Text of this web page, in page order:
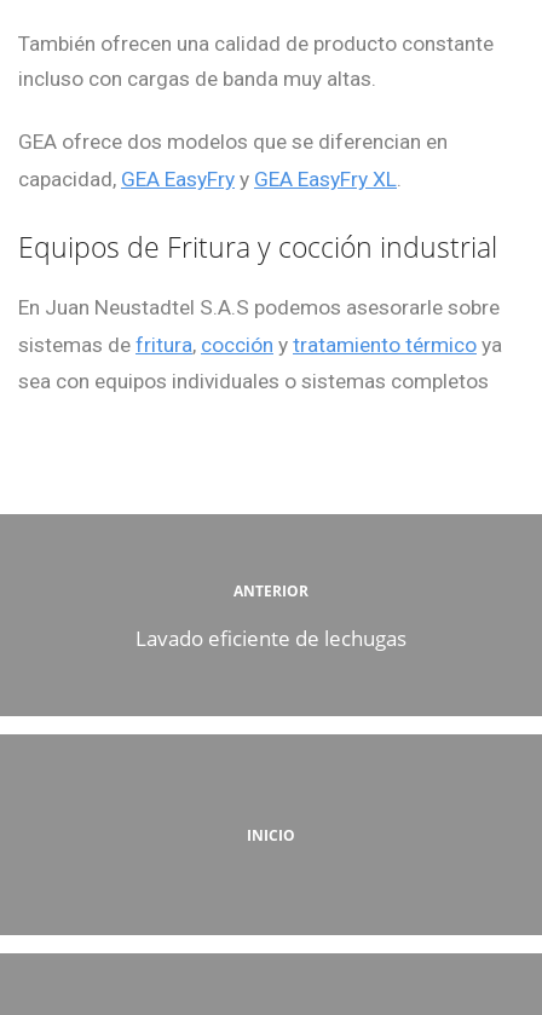
También ofrecen una calidad de producto constante
incluso con cargas de banda muy altas.
GEA ofrece dos modelos que se diferencian en
capacidad, GEA EasyFry y GEA EasyFry XL.
Equipos de Fritura y cocción industrial
En Juan Neustadtel S.A.S podemos asesorarle sobre
sistemas de fritura, cocción y tratamiento térmico ya
sea con equipos individuales o sistemas completos
ANTERIOR
Lavado eficiente de lechugas
INICIO